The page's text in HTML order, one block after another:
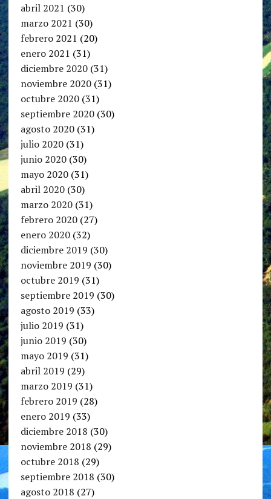
abril 2021 (30)
marzo 2021 (30)
febrero 2021 (20)
enero 2021 (31)
diciembre 2020(31)
noviembre 2020(31)
octubre 2020(31)
septiembre 2020(30)
agosto 2020(31)
julio 2020(31)
junio 2020(30)
mayo 2020(31)
abril 2020(30)
marzo 2020(31)
febrero 2020(27)
enero 2020(32)
diciembre 2019 (30)
noviembre 2019 (30)
octubre 2019 (31)
septiembre 2019 (30)
agosto 2019 (33)
julio 2019 (31)
junio 2019 (30)
mayo 2019 (31)
abril 2019 (29)
marzo 2019 (31)
febrero 2019 (28)
enero 2019 (33)
diciembre 2018 (30)
noviembre 2018 (29)
octubre 2018 (29)
septiembre 2018 (30)
agosto 2018 (27)